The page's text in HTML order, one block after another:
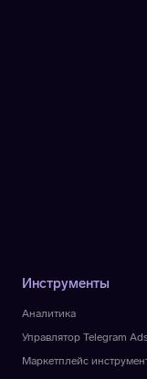
Инструменты
Аналитика
Управлятор Telegram
Маркетплейс